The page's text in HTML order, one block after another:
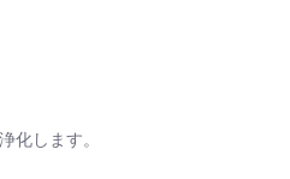
化します。